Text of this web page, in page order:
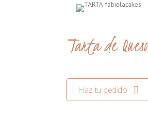
Tarta de Queso
Haz tu pedido